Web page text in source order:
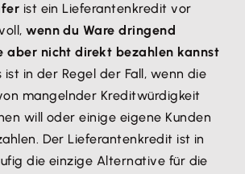
ist ein Lieferantenkredit vor
wenn du Ware dringend
aber nicht direkt bezahlen kannst
ist in der Regel der Fall, wenn die
mangelnder Kreditwürdigkeit
will oder einige eigene Kunden
Der Lieferantenkredit ist in
die einzige Alternative für die